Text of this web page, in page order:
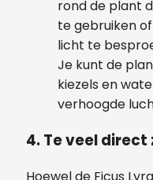
rond de plant
te gebruiken
licht te
Je kunt de
kiezels en
verhoogde
4. Te veel
Hoewel de Ficus